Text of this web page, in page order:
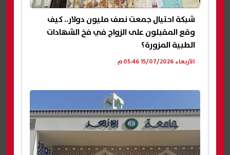
شبكة احتيال جمعت نصف مليون دولار.. كيف
وقع المقبلون على الزواج في فخ الشهادات
الطبية المزورة؟
الأربعاء 15/07/2026 05:46 م